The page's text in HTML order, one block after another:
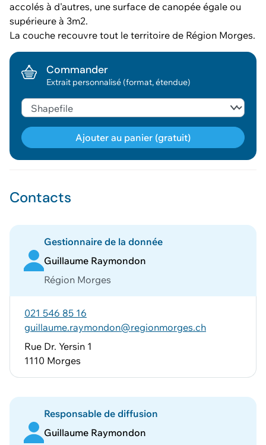
accolés à d'autres, une surface de canopée égale ou
supérieure à 3m2.
La couche recouvre tout le territoire de Région Morges.
Contacts
Gestionnaire de la donnée
Guillaume Raymondon
Région Morges
021 546 85 16
guillaume.raymondon@regionmorges.ch
Rue Dr. Yersin 1
1110 Morges
Responsable de diffusion
Guillaume Raymondon
Commander
Extrait personnalisé (format, étendue)
Ajouter au panier (gratuit)
Voir le panier